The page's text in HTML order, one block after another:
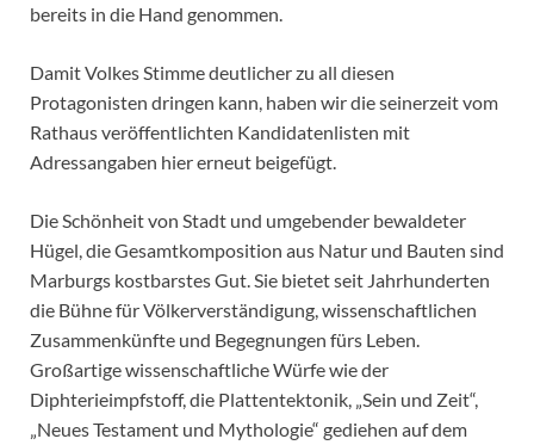
bereits in die Hand genommen.
Damit Volkes Stimme deutlicher zu all diesen
Protagonisten dringen kann, haben wir die seinerzeit vom
Rathaus veröffentlichten Kandidatenlisten mit
Adressangaben hier erneut beigefügt.
Die Schönheit von Stadt und umgebender bewaldeter
Hügel, die Gesamtkomposition aus Natur und Bauten sind
Marburgs kostbarstes Gut. Sie bietet seit Jahrhunderten
die Bühne für Völkerverständigung, wissenschaftlichen
Zusammenkünfte und Begegnungen fürs Leben.
Großartige wissenschaftliche Würfe wie der
Diphterieimpfstoff, die Plattentektonik, „Sein und Zeit“,
„Neues Testament und Mythologie“ gediehen auf dem